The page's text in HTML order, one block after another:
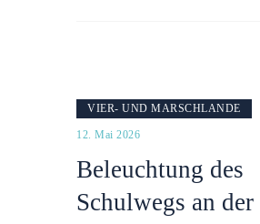
VIER- UND MARSCHLANDE
12. Mai 2026
Beleuchtung des
Schulwegs an der